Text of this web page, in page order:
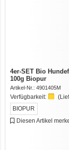
4er-SET Bio
100g Biopur
Artikel-Nr.: 4901405M
Verfügbarkeit:
BIOPUR
Diesen Artikel